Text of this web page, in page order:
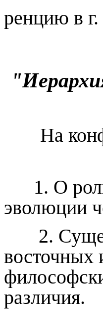
ренцию в г.
На
1. О роли
эволюции
2.
восточных
различия.